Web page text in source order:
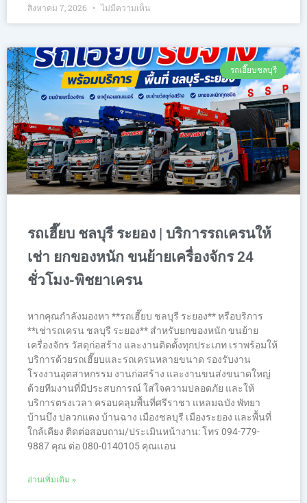
สิงหาคม 7, 2026 ไม่มีความเห็น
รถเฮี๊ยบชลบุรี
รถเฮี๊ยบ ชลบุรี ระยอง | บริการรถเครนให้
เช่า ยกของหนัก ขนย้ายเครื่องจักร 24
ชั่วโมง-พิชยาเครน
หากคุณกำลังมองหา **รถเฮี๊ยบ ชลบุรี ระยอง** หรือบริการ
**เช่ารถเครน ชลบุรี ระยอง** สำหรับยกของหนัก ขนย้าย
เครื่องจักร วัสดุก่อสร้าง และงานติดตั้งทุกประเภท เราพร้อมให้
บริการด้วยรถเฮี๊ยบและรถเครนหลายขนาด รองรับงาน
โรงงานอุตสาหกรรม งานก่อสร้าง และงานขนส่งขนาดใหญ่
ด้วยทีมงานที่มีประสบการณ์ ใส่ใจความปลอดภัย และให้
บริการตรงเวลา ครอบคลุมพื้นที่ศรีราชา แหลมฉบัง พัทยา
บ้านบึง ปลวกแดง บ้านฉาง เมืองชลบุรี เมืองระยอง และพื้นที่
ใกล้เคียง ติดต่อสอบถาม/ประเมินหน้างาน: โทร 094-779-
9887 คุณ ต่อ 080-0140105 คุณเเอน
อ่านเพิ่มเติม »